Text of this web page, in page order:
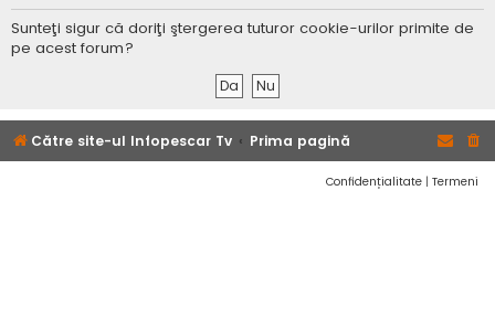
t
Sunteţi sigur că doriţi ştergerea tuturor cookie-urilor primite de
pe acest forum?
Către site-ul Infopescar Tv Prima pagină
Confidențialitate | Termeni